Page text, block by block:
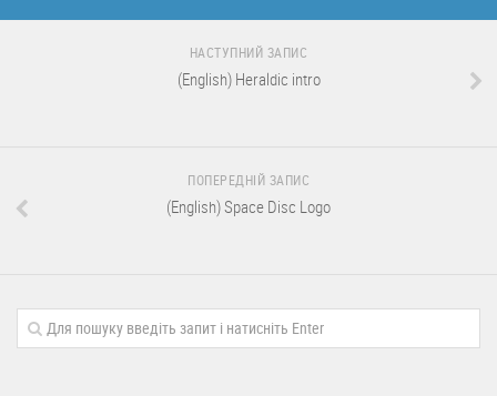
НАСТУПНИЙ ЗАПИС
(English) Heraldic intro
ПОПЕРЕДНІЙ ЗАПИС
(English) Space Disc Logo